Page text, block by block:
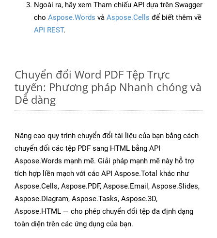
Ngoài ra, hãy xem Tham chiếu API dựa trên Swagger
cho Aspose.Words và Aspose.Cells để biết thêm về
API REST.
Chuyển đổi Word PDF Tệp Trực
tuyến: Phương pháp Nhanh chóng và
Dễ dàng
Nâng cao quy trình chuyển đổi tài liệu của bạn bằng cách
chuyển đổi các tệp PDF sang HTML bằng API
Aspose.Words mạnh mẽ. Giải pháp mạnh mẽ này hỗ trợ
tích hợp liền mạch với các API Aspose.Total khác như
Aspose.Cells, Aspose.PDF, Aspose.Email, Aspose.Slides,
Aspose.Diagram, Aspose.Tasks, Aspose.3D,
Aspose.HTML — cho phép chuyển đổi tệp đa định dạng
toàn diện trên các ứng dụng của bạn.